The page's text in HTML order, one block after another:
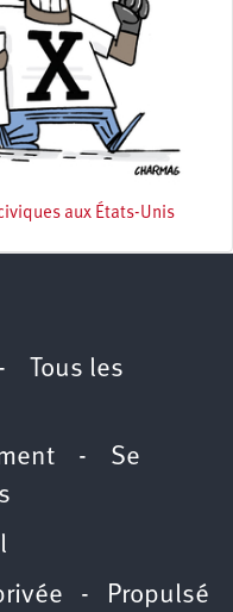
aux États-Unis
Tous les
- Se
- Propulsé